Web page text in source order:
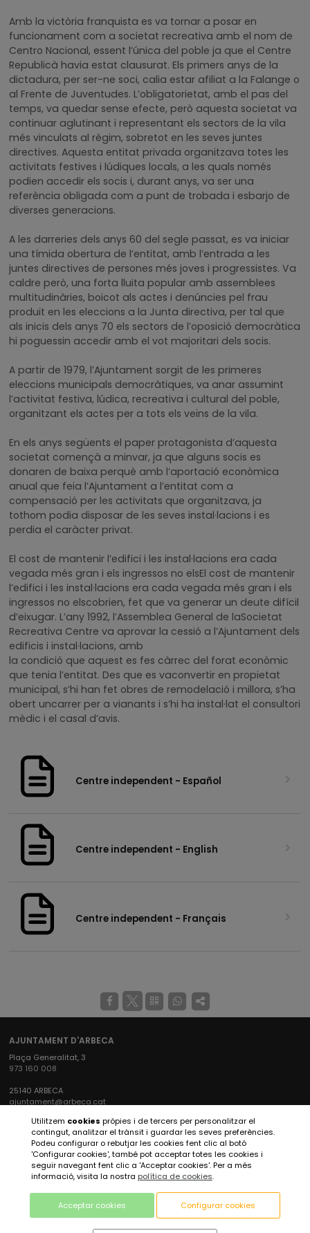
Amb la victòria franquista es va tornar a posar en
funcionament com a societat recreativa amb el nom de
Centro Nacional, essent l’única del poble ja que el Centre
Republicà havia estat clausurat. Els primers anys de la
dictadura, per ser-ne soci, calia estar afiliat a la Falange o
al Frente de Juventudes. L’obligatorietat, amb el pas del
temps, va quedar sense efecte, però aquesta societat va
continuar aglutinant i representant els sectors de la vila
més vinculats al règim, sobretot en les seves juntes
directives. Aquesta entitat privada organitzava totes les
activitats festives i lúdiques locals, a les quals només
podien accedir els socis i, durant anys, va ser una
referència obligada com a punt de trobada i esbarjo de
diverses generacions.
A les darreries dels anys 60 del segle passat, es va iniciar
una tímida obertura de l’entitat, amb l’entrada a les
juntes directives de persones més joves i progressistes. Va
caldre però, una forta lluita popular amb assemblees
multitudinàries, boicot als actes i denúncies pel frau
produït en les eleccions a la Junta directiva, per tal que
als inicis dels anys 70 els sectors de l’oposició democràtica
hi poguessin accedir amb el vot majoritari dels socis.
A partir de 1979, l’Ajuntament sorgit de les primeres
eleccions municipals democràtiques, va anar assumint
l’activitat festiva, lúdica, recreativa i cultural del poble,
organitzant els actes per a tots els veïns de la vila.
En els anys següents el paper protagonista d’aquesta
societat començà a minvar, ja que alguns socis es
donaren de baixa perquè amb l’aportació econòmica
anual que feia l’Ajuntament a l’entitat com a
compensació per les activitats que organitzava, ja
tothom podia disposar de les seves instal·lacions i es
perdia el caràcter privat.
El cost de mantenir l’edifici i les instal·lacions era cada
vegada més gran i els ingressos no elsEl cost de mantenir
l’edifici i les instal·lacions era cada vegada més gran i els
ingressos no elscobrien, fet que va generar un deute difícil
d’eixugar. L’any 1992, l’Assemblea General de laSocietat
Recreativa Centre va aprovar la cessió a l’Ajuntament dels
edificis i instal·lacions, amb
la condició que aquest es fes càrrec del forat econòmic
que tenia l’entitat. Des que es vaconvertir en propietat
municipal, s’hi han fet obres de remodelació i millora, s’ha
obert uncarrer per a vianants i s’hi ha instal·lat el consultori
mèdic i el casal d’avis.
Centre independent - Español
Centre independent - English
Centre independent - Français
AJUNTAMENT D'ARBECA
Plaça Generalitat, 3
973 160 008
25140 ARBECA
ajuntament@arbeca.cat
XARXES SOCIALS AJUNTAMENT
XARXES SOCIALS ARBECA TURISME
Utilitzem cookies pròpies i de tercers per personalitzar el
contingut, analitzar el trànsit i guardar les seves preferències.
Podeu configurar o rebutjar les cookies fent clic al botó
'Configurar cookies', també pot acceptar totes les cookies i
seguir navegant fent clic a 'Acceptar cookies'. Per a més
informació, visita la nostra política de cookies.
Acceptar cookies Configurar cookies